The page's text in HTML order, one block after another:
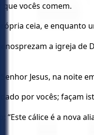
que vocês comem.
ceia, e
a igreja
Jesus, na noite
por vocês; façam
“Este cálice é a